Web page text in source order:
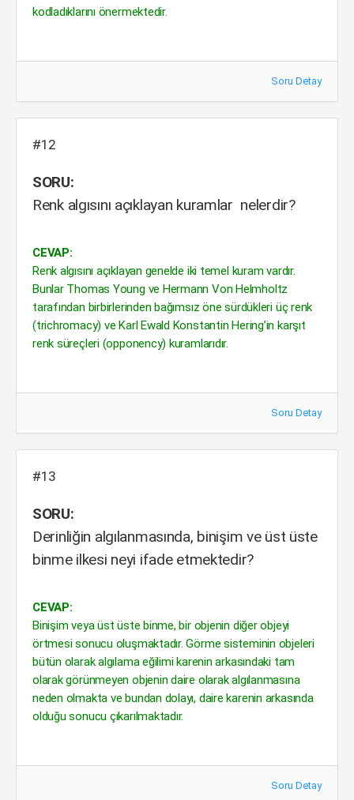
kodladıklarını önermektedir.
Soru Detay
#12
SORU:
Renk algısını açıklayan kuramlar nelerdir?
CEVAP:
Renk algısını açıklayan genelde iki temel kuram vardır.
Bunlar Thomas Young ve Hermann Von Helmholtz
tarafından birbirlerinden bağımsız öne sürdükleri üç renk
(trichromacy) ve Karl Ewald Konstantin Hering’in karşıt
renk süreçleri (opponency) kuramlarıdır.
Soru Detay
#13
SORU:
Derinliğin algılanmasında, binişim ve üst üste
binme ilkesi neyi ifade etmektedir?
CEVAP:
Binişim veya üst üste binme, bir objenin diğer objeyi
örtmesi sonucu oluşmaktadır. Görme sisteminin objeleri
bütün olarak algılama eğilimi karenin arkasındaki tam
olarak görünmeyen objenin daire olarak algılanmasına
neden olmakta ve bundan dolayı, daire karenin arkasında
olduğu sonucu çıkarılmaktadır.
Soru Detay